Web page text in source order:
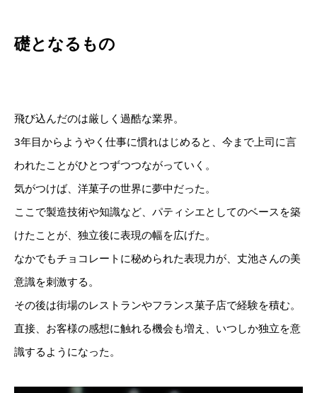
礎となるもの
飛び込んだのは厳しく過酷な業界。
3年目からようやく仕事に慣れはじめると、今まで上司に言
われたことがひとつずつつながっていく。
気がつけば、洋菓子の世界に夢中だった。
ここで製造技術や知識など、パティシエとしてのベースを築
けたことが、独立後に表現の幅を広げた。
なかでもチョコレートに秘められた表現力が、丈池さんの美
意識を刺激する。
その後は街場のレストランやフランス菓子店で経験を積む。
直接、お客様の感想に触れる機会も増え、いつしか独立を意
識するようになった。